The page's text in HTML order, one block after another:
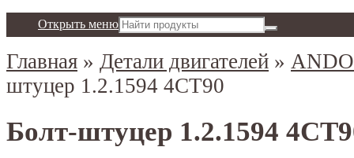
Открыть меню
Главная » Детали двигателей »
штуцер 1.2.1594 4СТ90
Болт-штуцер 1.2.1594